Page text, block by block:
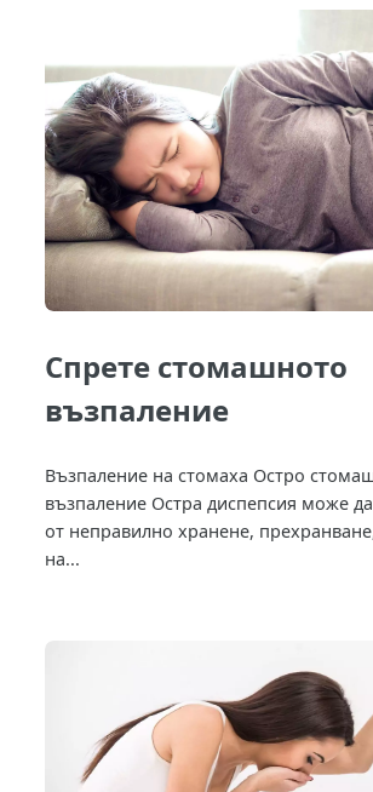
Спрете стомашното
възпаление
Възпаление на стомаха Остро
възпаление Остра диспепсия може
от неправилно хранене,
на...